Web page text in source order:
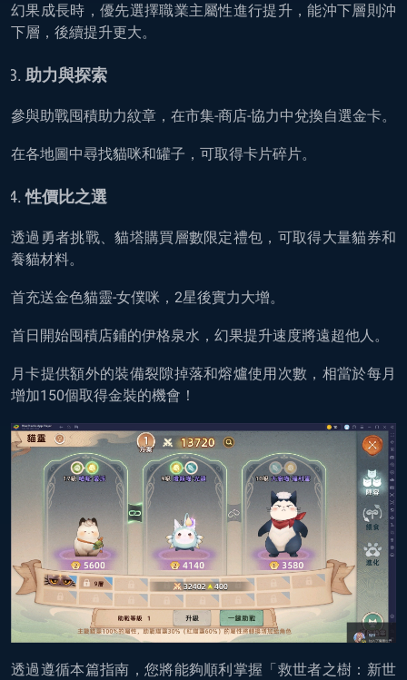
幻果成長時，優先選擇職業主屬性進行提升，能沖下層則沖
下層，後續提升更大。
助力與探索
參與助戰囤積助力紋章，在市集-商店-協力中兌換自選金卡。
在各地圖中尋找貓咪和罐子，可取得卡片碎片。
性價比之選
透過勇者挑戰、貓塔購買層數限定禮包，可取得大量貓券和
養貓材料。
首充送金色貓靈-女僕咪，2星後實力大增。
首日開始囤積店鋪的伊格泉水，幻果提升速度將遠超他人。
月卡提供額外的裝備裂隙掉落和熔爐使用次數，相當於每月
增加150個取得金裝的機會！
透過遵循本篇指南，您將能夠順利掌握「救世者之樹：新世